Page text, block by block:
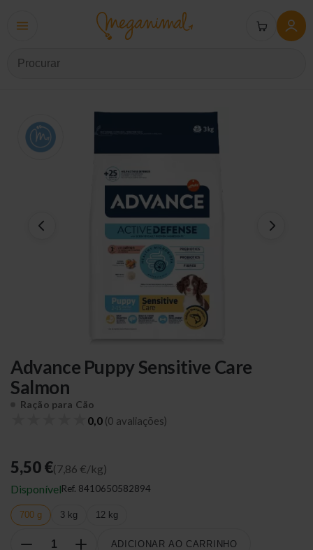
Advance Puppy Sensitive Care
Salmon
Ração para Cão
0,0 (0 avaliações)
5,50 €(7,86 €/kg)
DisponívelRef. 8410650582894
700 g 3 kg 12 kg
ADICIONAR AO CARRINHO